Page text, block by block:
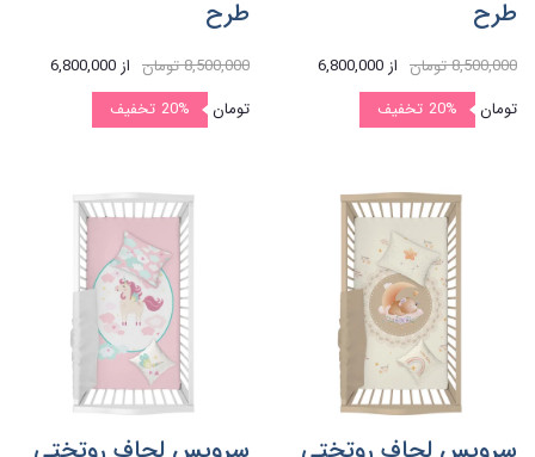
طرح
8,500,000 تومان از 6,800,000
تومان
20% تخفیف
طرح
8,500,000 تومان از 6,800,000
تومان
20% تخفیف